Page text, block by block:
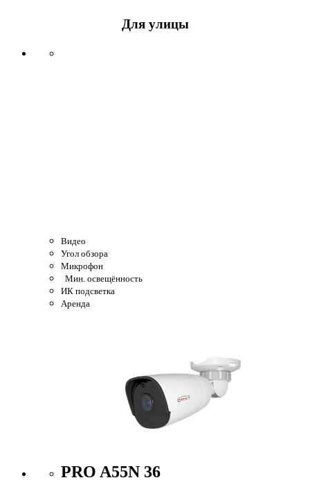
Для улицы
Видео
Угол обзора
Микрофон
Мин. освещённость
ИК подсветка
Аренда
PRO A55N 36